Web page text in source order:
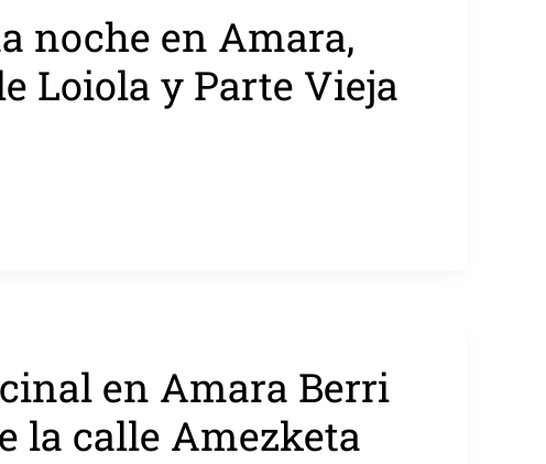
noche en Amara,
Loiola y Parte Vieja
en Amara Berri
la calle Amezketa